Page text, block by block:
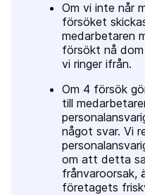
Om vi inte når
försöket
medarbetaren
försökt nå
vi ringer ifrån.
Om 4 försök
till
något svar. Vi
om att detta
frånvaroorsak,
företagets